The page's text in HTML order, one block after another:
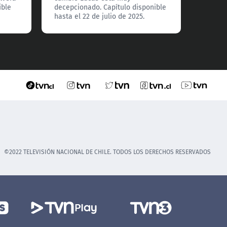
decepcionado. Capítulo disponible
hasta el 22 de julio de 2025.
©2022 TELEVISIÓN NACIONAL DE CHILE. TODOS LOS DERECHOS RESERVADOS